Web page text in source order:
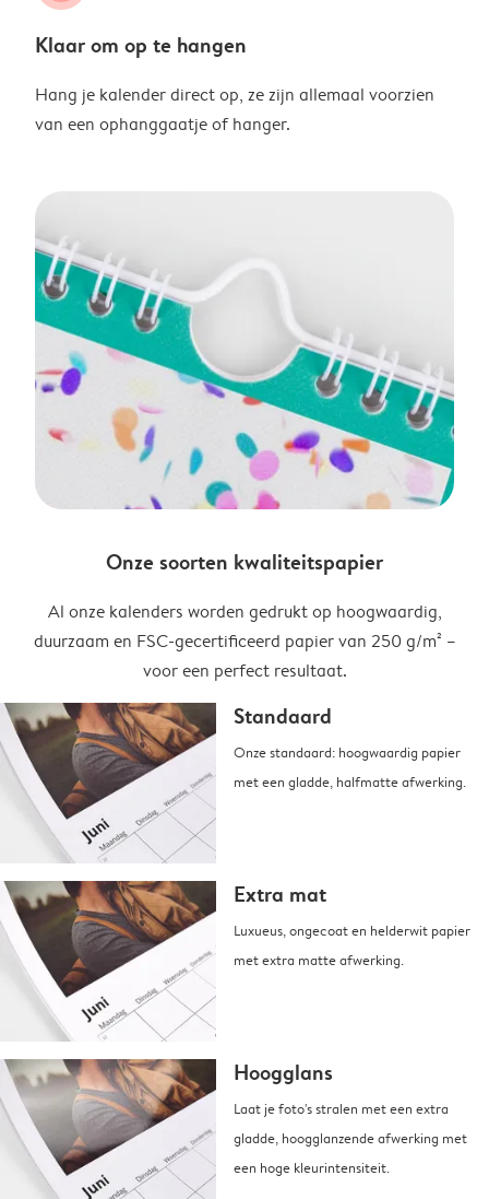
Klaar om op te hangen
Hang je kalender direct op, ze zijn allemaal voorzien
van een ophanggaatje of hanger.
Onze soorten kwaliteitspapier
Al onze kalenders worden gedrukt op hoogwaardig,
duurzaam en FSC-gecertificeerd papier van 250 g/m² –
voor een perfect resultaat.
Standaard
Onze standaard: hoogwaardig papier
met een gladde, halfmatte afwerking.
Extra mat
Luxueus, ongecoat en helderwit papier
met extra matte afwerking.
Hoogglans
Laat je foto's stralen met een extra
gladde, hoogglanzende afwerking met
een hoge kleurintensiteit.